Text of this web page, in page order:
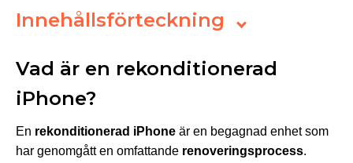
Innehållsförteckning
Vad är en rekonditionerad
iPhone?
En rekonditionerad iPhone är en begagnad enhet som
har genomgått en omfattande renoveringsprocess.